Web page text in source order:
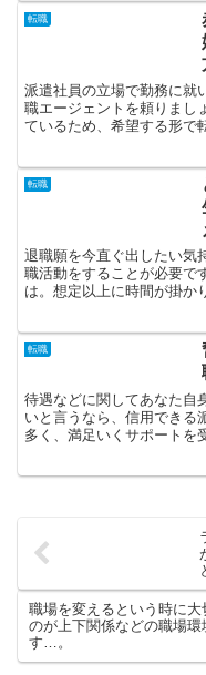
転職
派遣社員の立場で勤務に就
職エージェントを頼りまし
ているため、希望する形で
転職
退職願を今直ぐ出したい気
職活動をすることが必要で
は。想定以上に時間が掛か
転職
待遇などに関してあなた自
いと言うなら、信用できる
多く、満足いくサポートを
職場を変えるという時に大
のが上下関係などの職場環
す…。